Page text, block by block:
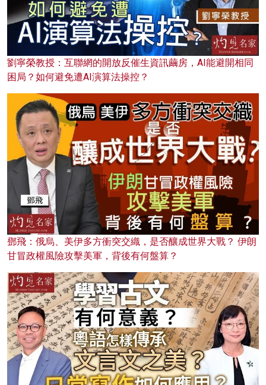
劉寧榮教授：互聯網的開放反催生資訊繭房，AI能避開相同
困局？如何避免遭AI演算法操控？
鄧飛：俄烏、美伊多方衝突交織，是否釀成世界大戰？ 伊朗
甘冒政權風險攻擊美軍，背後有何盤算？